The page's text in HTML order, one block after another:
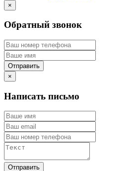
×
Обратный звонок
×
Написать письмо